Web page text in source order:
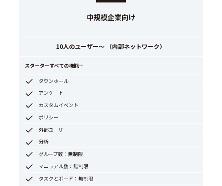
中規模企業向け
10人のユーザー～ （内部ネットワーク）
スターターすべての機能＋
タウンホール
アンケート
カスタムイベント
ポリシー
外部ユーザー
分析
グループ数：無制限
マニュアル数：無制限
タスクとボード：無制限